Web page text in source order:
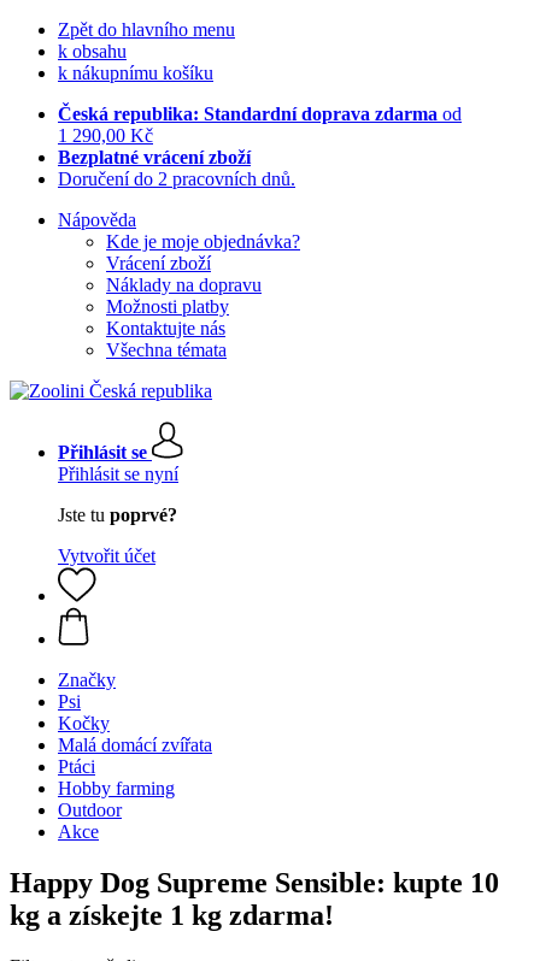
Zpět do hlavního menu
k obsahu
k nákupnímu košíku
Česká republika: Standardní doprava zdarma od
1 290,00 Kč
Bezplatné vrácení zboží
Doručení do 2 pracovních dnů.
Nápověda
Kde je moje objednávka?
Vrácení zboží
Náklady na dopravu
Možnosti platby
Kontaktujte nás
Všechna témata
Přihlásit se
Přihlásit se nyní
Jste tu poprvé?
Vytvořit účet
Značky
Psi
Kočky
Malá domácí zvířata
Ptáci
Hobby farming
Outdoor
Akce
Happy Dog Supreme Sensible: kupte 10
kg a získejte 1 kg zdarma!